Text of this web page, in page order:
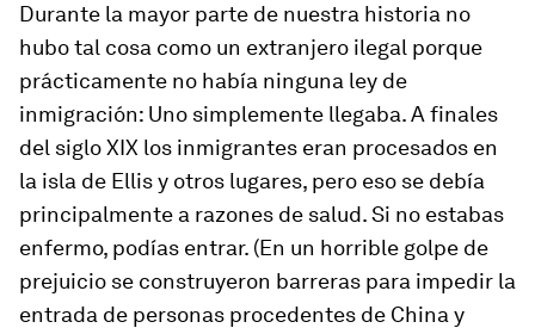
Durante la mayor parte de nuestra historia no
hubo tal cosa como un extranjero ilegal porque
prácticamente no había ninguna ley de
inmigración: Uno simplemente llegaba. A finales
del siglo XIX los inmigrantes eran procesados en
la isla de Ellis y otros lugares, pero eso se debía
principalmente a razones de salud. Si no estabas
enfermo, podías entrar. (En un horrible golpe de
prejuicio se construyeron barreras para impedir la
entrada de personas procedentes de China y